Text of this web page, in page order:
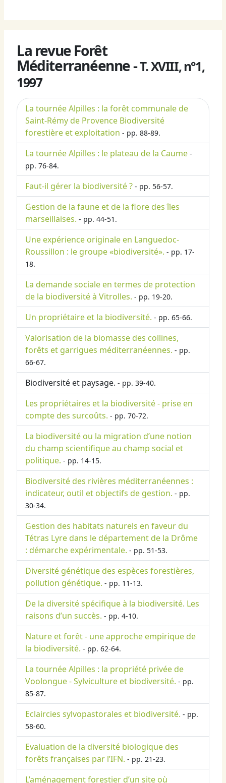
La revue Forêt
Méditerranéenne -T. XVIII, n°1,
1997
La tournée Alpilles : la forêt communale de
Saint-Rémy de Provence Biodiversité
forestière et exploitation - pp. 88-89.
La tournée Alpilles : le plateau de la Caume -
pp. 76-84.
Faut-il gérer la biodiversité ? - pp. 56-57.
Gestion de la faune et de la flore des îles
marseillaises. - pp. 44-51.
Une expérience originale en Languedoc-
Roussillon : le groupe «biodiversité». - pp. 17-
18.
La demande sociale en termes de protection
de la biodiversité à Vitrolles. - pp. 19-20.
Un propriétaire et la biodiversité. - pp. 65-66.
Valorisation de la biomasse des collines,
forêts et garrigues méditerranéennes. - pp.
66-67.
Biodiversité et paysage. - pp. 39-40.
Les propriétaires et la biodiversité - prise en
compte des surcoûts. - pp. 70-72.
La biodiversité ou la migration d’une notion
du champ scientifique au champ social et
politique. - pp. 14-15.
Biodiversité des rivières méditerranéennes :
indicateur, outil et objectifs de gestion. - pp.
30-34.
Gestion des habitats naturels en faveur du
Tétras Lyre dans le département de la Drôme
: démarche expérimentale. - pp. 51-53.
Diversité génétique des espèces forestières,
pollution génétique. - pp. 11-13.
De la diversité spécifique à la biodiversité. Les
raisons d’un succès. - pp. 4-10.
Nature et forêt - une approche empirique de
la biodiversité. - pp. 62-64.
La tournée Alpilles : la propriété privée de
Voolongue - Sylviculture et biodiversité. - pp.
85-87.
Eclaircies sylvopastorales et biodiversité. - pp.
58-60.
Evaluation de la diversité biologique des
forêts françaises par l’IFN. - pp. 21-23.
L’aménagement forestier d’un site où